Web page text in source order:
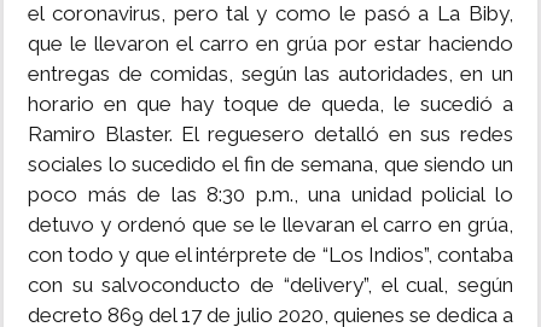
el coronavirus, pero tal y como le pasó a La Biby,
que le llevaron el carro en grúa por estar haciendo
entregas de comidas, según las autoridades, en un
horario en que hay toque de queda, le sucedió a
Ramiro Blaster. El reguesero detalló en sus redes
sociales lo sucedido el fin de semana, que siendo un
poco más de las 8:30 p.m., una unidad policial lo
detuvo y ordenó que se le llevaran el carro en grúa,
con todo y que el intérprete de “Los Indios”, contaba
con su salvoconducto de “delivery”, el cual, según
decreto 869 del 17 de julio 2020, quienes se dedica a